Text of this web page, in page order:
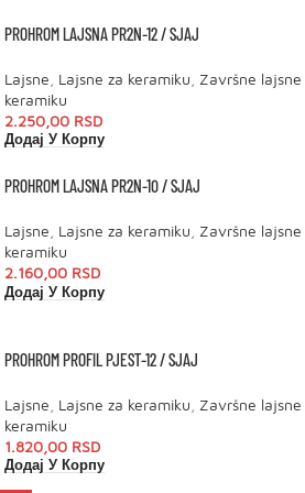
PROHROM LAJSNA PR2N-12 / SJAJ
Lajsne Lajsne za keramiku Završne lajsne
keramiku
2.250,00 RSD
Додај У Корпу
PROHROM LAJSNA PR2N-10 / SJAJ
Lajsne Lajsne za keramiku Završne lajsne
keramiku
2.160,00 RSD
Додај У Корпу
PROHROM PROFIL PJEST-12 / SJAJ
Lajsne Lajsne za keramiku Završne lajsne
keramiku
1.820,00 RSD
Додај У Корпу